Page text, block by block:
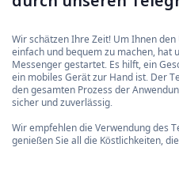
Wir schätzen Ihre Zeit! Um Ihnen
einfach und bequem zu machen, hat
Messenger gestartet. Es hilft, ein
ein mobiles Gerät zur Hand ist. Der
den gesamten Prozess der
sicher und zuverlässig.
Wir empfehlen die Verwendung des
genießen Sie all die Köstlichkeiten,